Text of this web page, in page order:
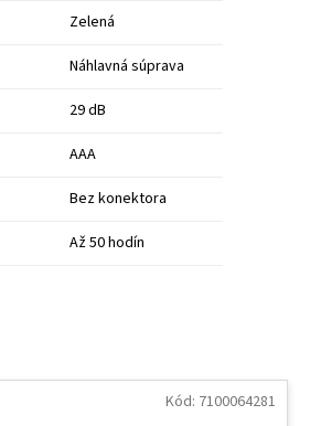
Kód: 7100064281
Zelená
Náhlavná súprava
29 dB
AAA
Bez konektora
Až 50 hodín